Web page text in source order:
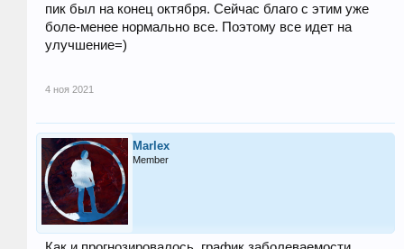
пик был на конец октября. Сейчас благо с этим уже
боле-менее нормально все. Поэтому все идет на
улучшение=)
4 ноя 2021
Marlex
Member